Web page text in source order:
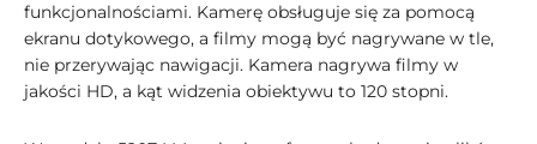
funkcjonalnościami. Kamerę obsługuje się za pomocą
ekranu dotykowego, a filmy mogą być nagrywane w tle,
nie przerywając nawigacji. Kamera nagrywa filmy w
jakości HD, a kąt widzenia obiektywu to 120 stopni.